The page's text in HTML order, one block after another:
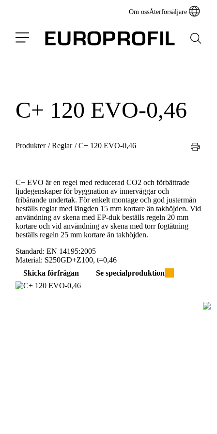
Om ossÅterförsäljare
C+ 120 EVO-0,46
Produkter /Reglar /C+ 120 EVO-0,46
C+ EVO är en regel med reducerad CO2 och förbättrade
ljudegenskaper för byggnation av innerväggar och
fribärande undertak. För enkelt montage och god justermån
beställs reglar med längden 15 mm kortare än takhöjden. Vid
användning av skena med EP-duk beställs regeln 20 mm
kortare och vid användning av skena med torr fogtätning
beställs regeln 25 mm kortare än takhöjden.
Standard: EN 14195:2005
Material: S250GD+Z100, t=0,46
Skicka förfrågan
Se specialproduktion